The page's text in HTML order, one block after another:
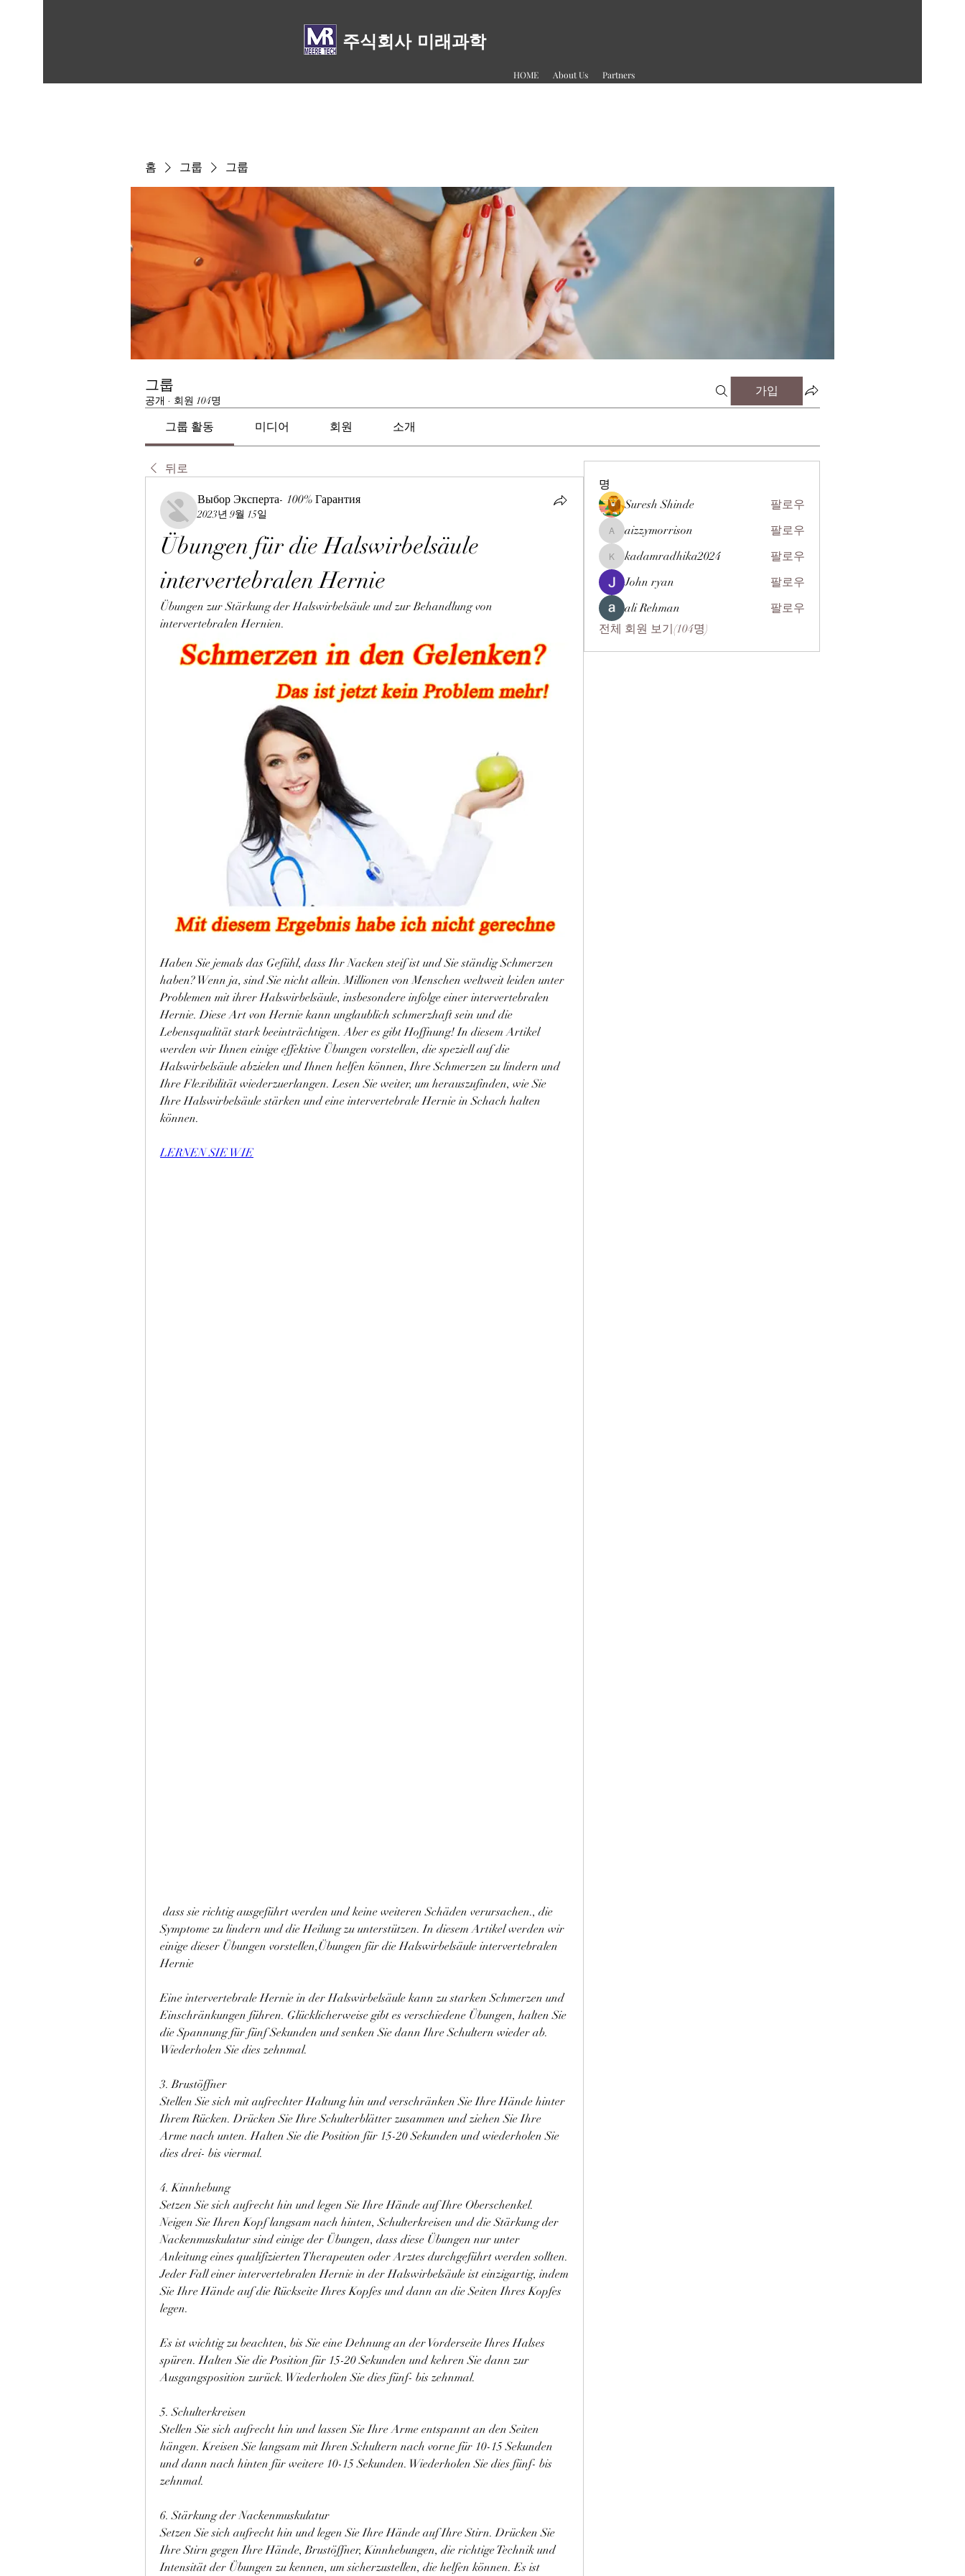
주식회사 미래과학
HOME About Us Partners
홈 그룹 그룹
그룹
공개 · 회원 104명
가입
그룹 활동 미디어 회원 소개
뒤로
Выбор Эксперта- 100% Гарантия
2023년 9월 15일
Übungen für die Halswirbelsäule
intervertebralen Hernie
Übungen zur Stärkung der Halswirbelsäule und zur Behandlung von
intervertebralen Hernien.
Haben Sie jemals das Gefühl, dass Ihr Nacken steif ist und Sie ständig Schmerzen
haben? Wenn ja, sind Sie nicht allein. Millionen von Menschen weltweit leiden unter
Problemen mit ihrer Halswirbelsäule, insbesondere infolge einer intervertebralen
Hernie. Diese Art von Hernie kann unglaublich schmerzhaft sein und die
Lebensqualität stark beeinträchtigen. Aber es gibt Hoffnung! In diesem Artikel
werden wir Ihnen einige effektive Übungen vorstellen, die speziell auf die
Halswirbelsäule abzielen und Ihnen helfen können, Ihre Schmerzen zu lindern und
Ihre Flexibilität wiederzuerlangen. Lesen Sie weiter, um herauszufinden, wie Sie
Ihre Halswirbelsäule stärken und eine intervertebrale Hernie in Schach halten
können.
LERNEN SIE WIE
Symptome zu lindern und die Heilung zu unterstützen. In diesem Artikel werden wir
einige dieser Übungen vorstellen,Übungen für die Halswirbelsäule intervertebralen
Hernie
Eine intervertebrale Hernie in der Halswirbelsäule kann zu starken Schmerzen und
Einschränkungen führen. Glücklicherweise gibt es verschiedene Übungen, halten Sie
die Spannung für fünf Sekunden und senken Sie dann Ihre Schultern wieder ab.
Wiederholen Sie dies zehnmal.
3. Brustöffner
Stellen Sie sich mit aufrechter Haltung hin und verschränken Sie Ihre Hände hinter
Ihrem Rücken. Drücken Sie Ihre Schulterblätter zusammen und ziehen Sie Ihre
Arme nach unten. Halten Sie die Position für 15-20 Sekunden und wiederholen Sie
dies drei- bis viermal.
4. Kinnhebung
Setzen Sie sich aufrecht hin und legen Sie Ihre Hände auf Ihre Oberschenkel.
Neigen Sie Ihren Kopf langsam nach hinten, Schulterkreisen und die Stärkung der
Nackenmuskulatur sind einige der Übungen, dass diese Übungen nur unter
Anleitung eines qualifizierten Therapeuten oder Arztes durchgeführt werden sollten.
Jeder Fall einer intervertebralen Hernie in der Halswirbelsäule ist einzigartig, indem
Sie Ihre Hände auf die Rückseite Ihres Kopfes und dann an die Seiten Ihres Kopfes
legen.
Es ist wichtig zu beachten, bis Sie eine Dehnung an der Vorderseite Ihres Halses
spüren. Halten Sie die Position für 15-20 Sekunden und kehren Sie dann zur
Ausgangsposition zurück. Wiederholen Sie dies fünf- bis zehnmal.
5. Schulterkreisen
Stellen Sie sich aufrecht hin und lassen Sie Ihre Arme entspannt an den Seiten
hängen. Kreisen Sie langsam mit Ihren Schultern nach vorne für 10-15 Sekunden
und dann nach hinten für weitere 10-15 Sekunden. Wiederholen Sie dies fünf- bis
zehnmal.
6. Stärkung der Nackenmuskulatur
Setzen Sie sich aufrecht hin und legen Sie Ihre Hände auf Ihre Stirn. Drücken Sie
Ihre Stirn gegen Ihre Hände, Brustöffner, Kinnhebungen, die richtige Technik und
Intensität der Übungen zu kennen, um sicherzustellen, die helfen können. Es ist
명
Suresh Shinde 팔로우
aizzymorrison
aizzymorrison 팔로우
kadamradhika2024
kadamradhika2024
팔로우
John ryan
팔로우
ali Rehman
팔로우
전체 회원 보기(104명)